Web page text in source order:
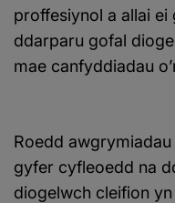
proffesiynol a allai
ddarparu gofal
mae canfyddiadau
Roedd
gyfer cyfleoedd na
diogelwch cleifion